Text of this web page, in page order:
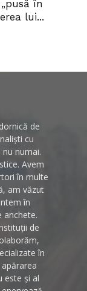
în
lui...
de
cu
numai.
Avem
în multe
am văzut
în
anchete.
de
în
este și al